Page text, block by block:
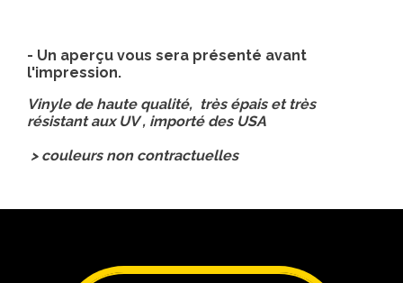
- Un aperçu vous sera présenté avant
l'impression.
Vinyle de haute qualité, très épais et très
résistant aux UV , importé des USA
> couleurs non contractuelles